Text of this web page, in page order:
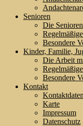
Senioren
Die
Besondere
Kinder, Familie,
Die Arbeit
Besondere
Kontakt
Kontaktdaten
Karte
Impressum
Datenschutz